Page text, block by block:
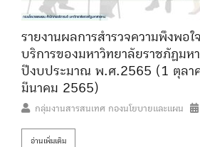
รายงานผลการสำรวจความพึงพอใ
บริการของมหาวิทยาลัยราชภัฏมห
ปีงบประมาณ พ.ศ.2565 (1 ตุลา
มีนาคม 2565)
กลุ่มงานสารสนเทศ กองนโยบายและแผน
อ่านเพิ่มเติม